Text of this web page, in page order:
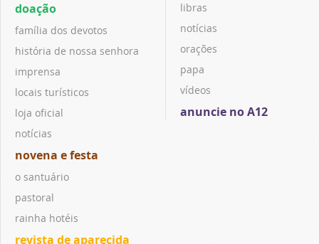
doação
família dos devotos
história de nossa senhora
imprensa
locais turísticos
loja oficial
notícias
novena e festa
o santuário
pastoral
rainha hotéis
revista de aparecida
libras
notícias
orações
papa
vídeos
anuncie no A12